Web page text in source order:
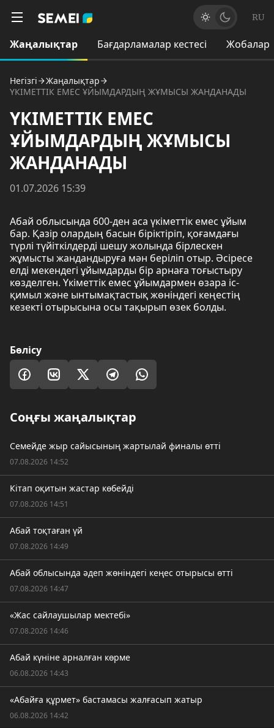
RU
Жаңалықтар Бағдарламалар кестесі Жобалар
Негізгі
Жаңалықтар
ҮКІМЕТТІК ЕМЕС ҰЙЫМДАРДЫҢ ЖҰМЫСЫ ЖАНДАНАДЫ
ҮКІМЕТТІК ЕМЕС
ҰЙЫМДАРДЫҢ ЖҰМЫСЫ
ЖАНДАНАДЫ
01.07.2026 15:39
Абай облысында 600-ден аса үкіметтік емес ұйым
бар. Қазір олардың басын біріктіріп, қоғамдағы
түрлі түйіткілдерді шешу жолында бірлескен
жұмысты жандандыруға мән беріліп отыр. Әсіресе
елді мекендегі ұйымдарды бір арнаға тоғыстыру
көзделген. Үкіметтік емес ұйымдармен өзара іс-
қимыл және ынтымақтастық жөніндегі кеңестің
кезекті отырысына осы тақырып өзек болды.
Бөлісу
Соңғы жаңалықтар
Семейде жыр сайысының жартылай финалы өтті
07.08.2026 14:52
Кітап оқитын жастар көбейді
07.08.2026 14:51
Абай тоқтаған үй
07.08.2026 14:49
Абай облысында әдеп жөніндегі кеңес отырысы өтті
07.08.2026 14:47
«Жас сайлаушылар мектебі»
07.08.2026 14:46
Абай күніне арналған көрме
06.08.2026 14:43
«Абайға құрмет» бастамасы жалғасып жатыр
06.08.2026 14:42